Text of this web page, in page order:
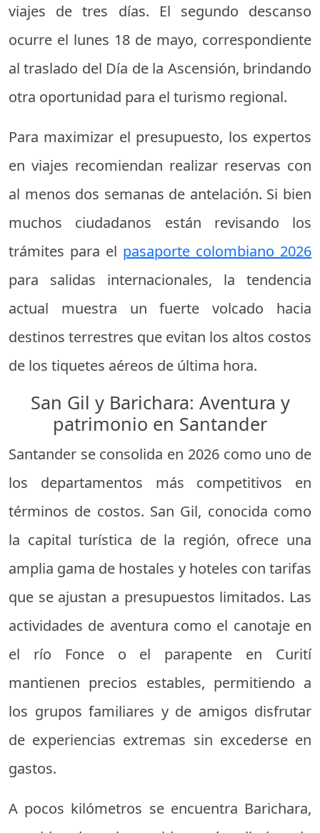
viajes de tres días. El segundo descanso
ocurre el lunes 18 de mayo, correspondiente
al traslado del Día de la Ascensión, brindando
otra oportunidad para el turismo regional.
Para maximizar el presupuesto, los expertos
en viajes recomiendan realizar reservas con
al menos dos semanas de antelación. Si bien
muchos ciudadanos están revisando los
trámites para el pasaporte colombiano 2026
para salidas internacionales, la tendencia
actual muestra un fuerte volcado hacia
destinos terrestres que evitan los altos costos
de los tiquetes aéreos de última hora.
San Gil y Barichara: Aventura y
patrimonio en Santander
Santander se consolida en 2026 como uno de
los departamentos más competitivos en
términos de costos. San Gil, conocida como
la capital turística de la región, ofrece una
amplia gama de hostales y hoteles con tarifas
que se ajustan a presupuestos limitados. Las
actividades de aventura como el canotaje en
el río Fonce o el parapente en Curití
mantienen precios estables, permitiendo a
los grupos familiares y de amigos disfrutar
de experiencias extremas sin excederse en
gastos.
A pocos kilómetros se encuentra Barichara,